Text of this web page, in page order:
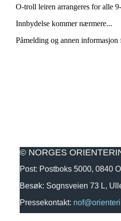
O-troll leiren arrangeres for alle
Innbydelse kommer nærmere...
Påmelding og annen
© NORGES
Post: Postboks 5000, 0840
Besøk: Sognsveien 73 L,
Pressekontakt: